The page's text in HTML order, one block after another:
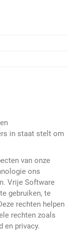
in staat stelt om
van onze
ons
Vrije Software
gebruiken, te
rechten helpen
rechten zoals
en privacy.